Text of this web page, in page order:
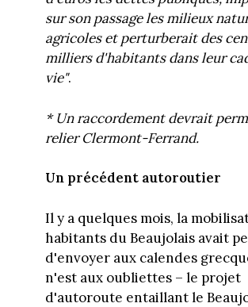
sur son passage les milieux
agricoles et perturberait des
milliers d'habitants dans leur
vie".
* Un raccordement devrait
relier Clermont-Ferrand.
Un précédent autoroutier
Il y a quelques mois, la
habitants du Beaujolais avait
d'envoyer aux calendes
n'est aux oubliettes – le projet
d'autoroute entaillant le